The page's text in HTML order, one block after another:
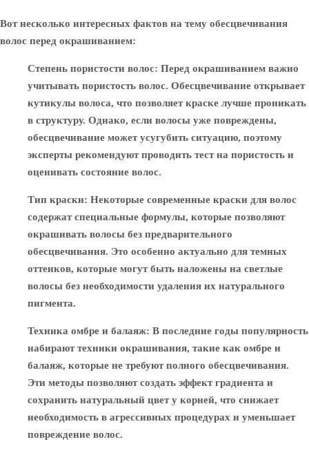
Вот несколько интересных фактов на тему обесцвечивания
волос перед окрашиванием:
Степень пористости волос: Перед окрашиванием важно
учитывать пористость волос. Обесцвечивание открывает
кутикулы волоса, что позволяет краске лучше проникать
в структуру. Однако, если волосы уже повреждены,
обесцвечивание может усугубить ситуацию, поэтому
эксперты рекомендуют проводить тест на пористость и
оценивать состояние волос.
Тип краски: Некоторые современные краски для волос
содержат специальные формулы, которые позволяют
окрашивать волосы без предварительного
обесцвечивания. Это особенно актуально для темных
оттенков, которые могут быть наложены на светлые
волосы без необходимости удаления их натурального
пигмента.
Техника омбре и балаяж: В последние годы популярность
набирают техники окрашивания, такие как омбре и
балаяж, которые не требуют полного обесцвечивания.
Эти методы позволяют создать эффект градиента и
сохранить натуральный цвет у корней, что снижает
необходимость в агрессивных процедурах и уменьшает
повреждение волос.